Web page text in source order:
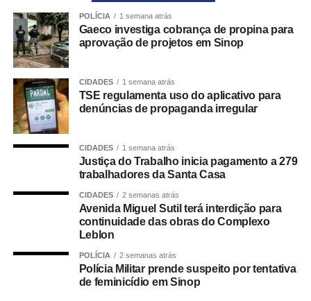
O objetivo é facilitar a participação da sociedade na
fiscalização do cumprimento das regras eleitorais,
tornando mais ágil o encaminhamento de informações
sobre eventuais irregularidades.
Como funcionará o Pardal
De acordo com a portaria, o sistema será composto por
– Pardal Móvel: aplicativo gratuito disponível para
smartphones e tablets nas plataformas Google Play e App
Eleitoral para gestão de dados apresentados em
denúncias relativas à respectiva circunscrição;
POLÍCIA 1 semana atrás
Gaeco investiga cobrança de propina para
aprovação de projetos em Sinop
CIDADES 1 semana atrás
TSE regulamenta uso do aplicativo para
denúncias de propaganda irregular
CIDADES 1 semana atrás
Justiça do Trabalho inicia pagamento a 279
trabalhadores da Santa Casa
CIDADES 2 semanas atrás
Avenida Miguel Sutil terá interdição para
continuidade das obras do Complexo
Leblon
POLÍCIA 2 semanas atrás
Polícia Militar prende suspeito por tentativa
de feminicídio em Sinop